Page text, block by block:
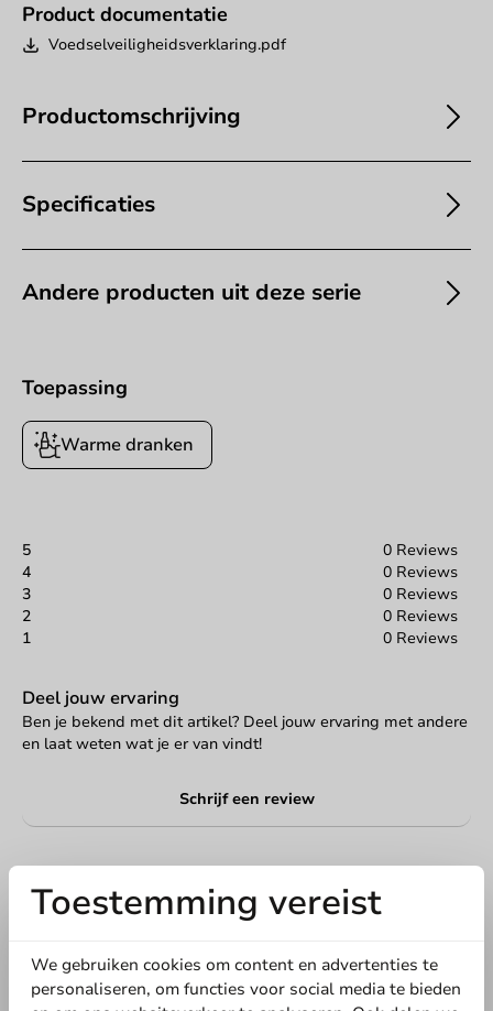
Product documentatie
Voedselveiligheidsverklaring.pdf
Productomschrijving
Specificaties
Andere producten uit deze serie
Toepassing
Warme dranken
5
0 Reviews
4
0 Reviews
3
0 Reviews
2
0 Reviews
1
0 Reviews
Deel jouw ervaring
Ben je bekend met dit artikel? Deel jouw ervaring met andere
en laat weten wat je er van vindt!
Schrijf een review
Toestemming vereist
We gebruiken cookies om content en advertenties te
personaliseren, om functies voor social media te bieden